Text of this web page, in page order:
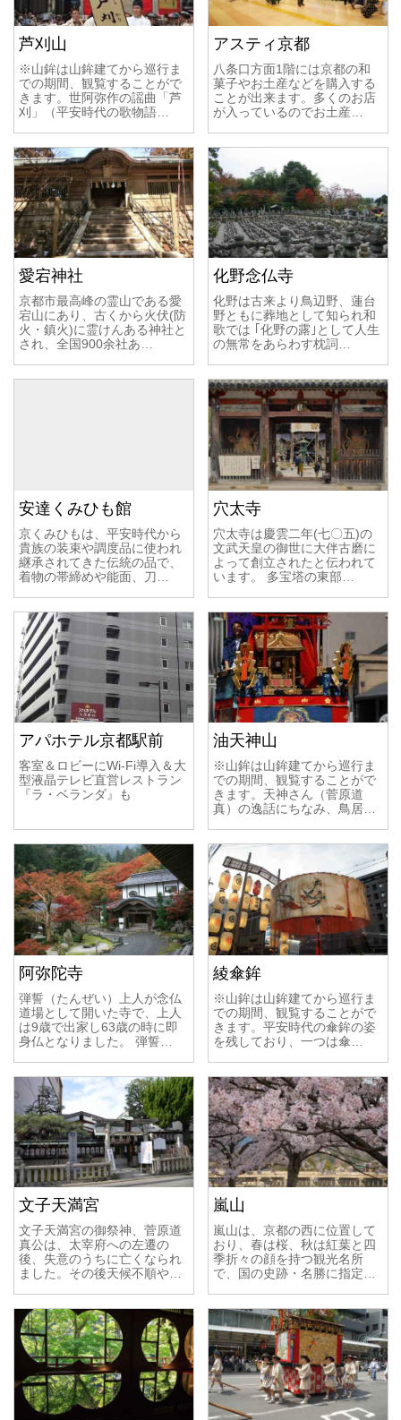
芦刈山
※山鉾は山鉾建てから巡行ま
での期間、観覧することがで
きます。世阿弥作の謡曲「芦
刈」（平安時代の歌物語…
アスティ京都
八条口方面1階には京都の和
菓子やお土産などを購入する
ことが出来ます。多くのお店
が入っているのでお土産…
愛宕神社
京都市最高峰の霊山である愛
宕山にあり、古くから火伏(防
火・鎮火)に霊けんある神社と
され、全国900余社あ…
化野念仏寺
化野は古来より鳥辺野、蓮台
野ともに葬地として知られ和
歌では ｢化野の露｣として人生
の無常をあらわす枕詞…
安達くみひも館
京くみひもは、平安時代から
貴族の装束や調度品に使われ
継承されてきた伝統の品で、
着物の帯締めや能面、刀…
穴太寺
穴太寺は慶雲二年(七〇五)の
文武天皇の御世に大伴古磨に
よって創立されたと伝われて
います。 多宝塔の東部…
アパホテル京都駅前
客室＆ロビーにWi-Fi導入＆大
型液晶テレビ直営レストラン
『ラ・ベランダ』も
油天神山
※山鉾は山鉾建てから巡行ま
での期間、観覧することがで
きます。天神さん（菅原道
真）の逸話にちなみ、鳥居…
阿弥陀寺
弾誓（たんぜい）上人が念仏
道場として開いた寺で、上人
は9歳で出家し63歳の時に即
身仏となりました。 弾誓…
綾傘鉾
※山鉾は山鉾建てから巡行ま
での期間、観覧することがで
きます。平安時代の傘鉾の姿
を残しており、一つは傘…
文子天満宮
文子天満宮の御祭神、菅原道
真公は、太宰府への左遷の
後、失意のうちに亡くなられ
ました。その後天候不順や…
嵐山
嵐山は、京都の西に位置して
おり、春は桜、秋は紅葉と四
季折々の顔を持つ観光名所
で、国の史跡・名勝に指定…